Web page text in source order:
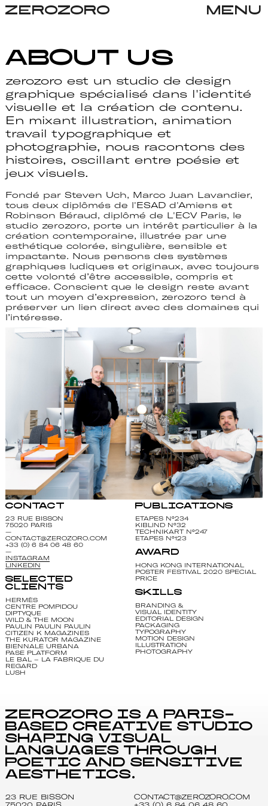
ZEROZORO MENU
About Us
zerozoro est un studio de design
graphique spécialisé dans l'identité
visuelle et la création de contenu.
En mixant illustration, animation
travail typographique et
photographie, nous racontons des
histoires, oscillant entre poésie et
jeux visuels.
Fondé par Steven Uch, Marco Juan Lavandier,
tous deux diplômés de l'ESAD d'Amiens et
Robinson Béraud, diplômé de L'ECV Paris, le
studio zerozoro, porte un intérêt particulier à la
création contemporaine, illustrée par une
esthétique colorée, singulière, sensible et
impactante. Nous pensons des systèmes
graphiques ludiques et originaux, avec toujours
cette volonté d’être accessible, compris et
efficace. Conscient que le design reste avant
tout un moyen d’expression, zerozoro tend à
préserver un lien direct avec des domaines qui
l’intéresse.
CONTACT
23 RUE BISSON
75020 PARIS
—
CONTACT@ZEROZORO.COM
+33 (0) 6 84 06 48 60
—
INSTAGRAM
LINKEDIN
SELECTED
CLIENTS
HERMÈS
CENTRE POMPIDOU
DIPTYQUE
WILD & THE MOON
PAULIN PAULIN PAULIN
CITIZEN K MAGAZINES
THE KURATOR MAGAZINE
BIENNALE URBANA
PASE PLATFORM
LE BAL – LA FABRIQUE DU
REGARD
LUSH
PUBLICATIONS
ETAPES N°234
KIBLIND N°32
TECHNIKART N°247
ETAPES N°123
AWARD
HONG KONG INTERNATIONAL
POSTER FESTIVAL 2020 SPECIAL
PRICE
SKILLS
BRANDING &
VISUAL IDENTITY
EDITORIAL DESIGN
PACKAGING
TYPOGRAPHY
MOTION DESIGN
ILLUSTRATION
PHOTOGRAPHY
zerozoro is a Paris-
based creative studio
shaping visual
languages through
poetic and sensitive
aesthetics.
23 RUE BISSON
CONTACT@ZEROZORO.COM